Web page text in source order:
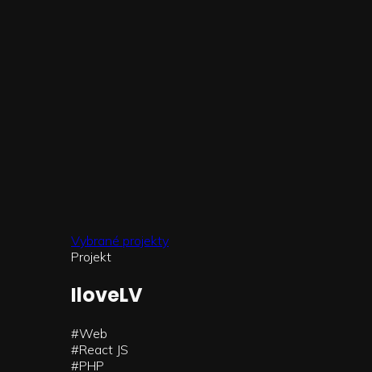
Vybrané projekty
Projekt
IloveLV
#Web
#React JS
#PHP